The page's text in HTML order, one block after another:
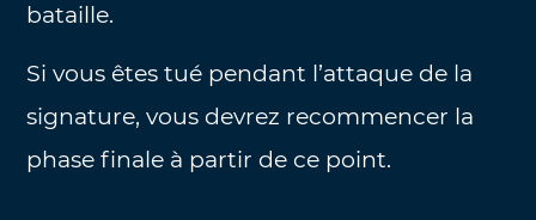
bataille.
Si vous êtes tué pendant l’attaque de la
signature, vous devrez recommencer la
phase finale à partir de ce point.